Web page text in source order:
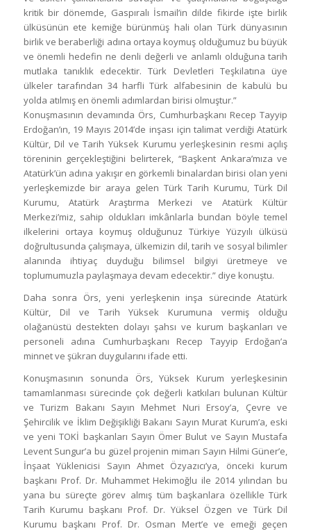
kritik bir dönemde, Gaspıralı İsmail’in dilde fikirde işte birlik
ülküsünün ete kemiğe bürünmüş hali olan Türk dünyasının
birlik ve beraberliği adına ortaya koymuş olduğumuz bu büyük
ve önemli hedefin ne denli değerli ve anlamlı olduğuna tarih
mutlaka tanıklık edecektir. Türk Devletleri Teşkilatına üye
ülkeler tarafından 34 harfli Türk alfabesinin de kabulü bu
yolda atılmış en önemli adımlardan birisi olmuştur.”
Konuşmasının devamında Örs, Cumhurbaşkanı Recep Tayyip
Erdoğan’ın, 19 Mayıs 2014’de inşası için talimat verdiği Atatürk
Kültür, Dil ve Tarih Yüksek Kurumu yerleşkesinin resmi açılış
töreninin gerçekleştiğini belirterek, “Başkent Ankara’mıza ve
Atatürk’ün adına yakışır en görkemli binalardan birisi olan yeni
yerleşkemizde bir araya gelen Türk Tarih Kurumu, Türk Dil
Kurumu, Atatürk Araştırma Merkezi ve Atatürk Kültür
Merkezi’miz, sahip oldukları imkânlarla bundan böyle temel
ilkelerini ortaya koymuş olduğunuz Türkiye Yüzyılı ülküsü
doğrultusunda çalışmaya, ülkemizin dil, tarih ve sosyal bilimler
alanında ihtiyaç duyduğu bilimsel bilgiyi üretmeye ve
toplumumuzla paylaşmaya devam edecektir.” diye konuştu.
Daha sonra Örs, yeni yerleşkenin inşa sürecinde Atatürk
Kültür, Dil ve Tarih Yüksek Kurumuna vermiş olduğu
olağanüstü destekten dolayı şahsı ve kurum başkanları ve
personeli adına Cumhurbaşkanı Recep Tayyip Erdoğan’a
minnet ve şükran duygularını ifade etti.
Konuşmasının sonunda Örs, Yüksek Kurum yerleşkesinin
tamamlanması sürecinde çok değerli katkıları bulunan Kültür
ve Turizm Bakanı Sayın Mehmet Nuri Ersoy’a, Çevre ve
Şehircilik ve İklim Değişikliği Bakanı Sayın Murat Kurum’a, eski
ve yeni TOKİ başkanları Sayın Ömer Bulut ve Sayın Mustafa
Levent Sungur’a bu güzel projenin mimarı Sayın Hilmi Güner’e,
İnşaat Yüklenicisi Sayın Ahmet Özyazıcı’ya, önceki kurum
başkanı Prof. Dr. Muhammet Hekimoğlu ile 2014 yılından bu
yana bu süreçte görev almış tüm başkanlara özellikle Türk
Tarih Kurumu başkanı Prof. Dr. Yüksel Özgen ve Türk Dil
Kurumu başkanı Prof. Dr. Osman Mert’e ve emeği geçen